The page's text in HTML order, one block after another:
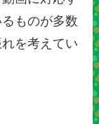
ものが多数
を考えてい